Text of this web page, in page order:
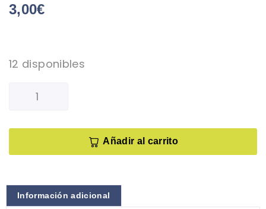
3,00€
12 disponibles
Añadir al carrito
Información adicional